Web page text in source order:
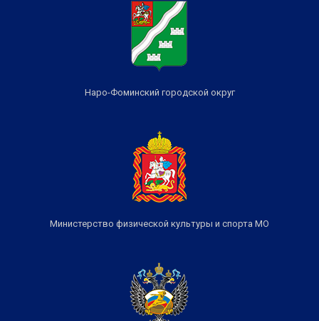
Наро-Фоминский городской округ
Министерство физической культуры и спорта МО